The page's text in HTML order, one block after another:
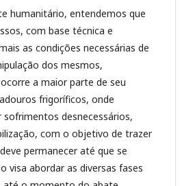
humanitário, entendemos que
com base técnica e
as condições necessárias de
dos mesmos,
a maior parte de seu
frigoríficos, onde
desnecessários,
com o objetivo de trazer
permanecer até que se
visa abordar as diversas fases